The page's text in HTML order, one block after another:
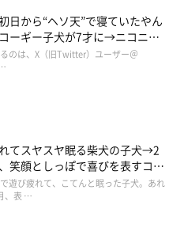
日から“ヘソ天”で寝ていたやん
ーギー子犬が7才に→ニコニ
ギースマイル”が魅力のコに成
のは、X（旧Twitter）ユーザー＠
てスヤスヤ眠る柴犬の子犬→2
笑顔としっぽで喜びを表すコに
遊び疲れて、こてんと眠った子犬。あれ
、表 …